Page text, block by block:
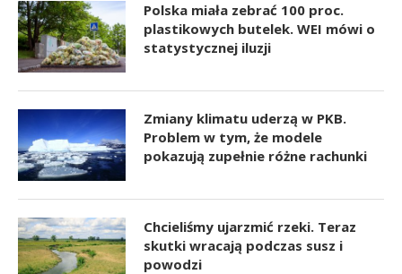
Polska miała zebrać 100 proc.
plastikowych butelek. WEI mówi o
statystycznej iluzji
Zmiany klimatu uderzą w PKB.
Problem w tym, że modele
pokazują zupełnie różne rachunki
Chcieliśmy ujarzmić rzeki. Teraz
skutki wracają podczas susz i
powodzi